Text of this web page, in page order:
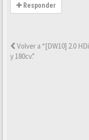
Responder
Volver a “[DW10] 2.0
y 180cv.”